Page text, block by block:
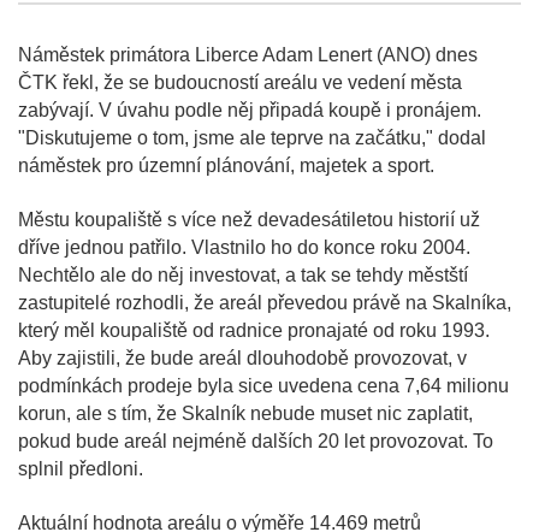
Náměstek primátora Liberce Adam Lenert (ANO) dnes
ČTK řekl, že se budoucností areálu ve vedení města
zabývají. V úvahu podle něj připadá koupě i pronájem.
"Diskutujeme o tom, jsme ale teprve na začátku," dodal
náměstek pro územní plánování, majetek a sport.
Městu koupaliště s více než devadesátiletou historií už
dříve jednou patřilo. Vlastnilo ho do konce roku 2004.
Nechtělo ale do něj investovat, a tak se tehdy městští
zastupitelé rozhodli, že areál převedou právě na Skalníka,
který měl koupaliště od radnice pronajaté od roku 1993.
Aby zajistili, že bude areál dlouhodobě provozovat, v
podmínkách prodeje byla sice uvedena cena 7,64 milionu
korun, ale s tím, že Skalník nebude muset nic zaplatit,
pokud bude areál nejméně dalších 20 let provozovat. To
splnil předloni.
Aktuální hodnota areálu o výměře 14.469 metrů